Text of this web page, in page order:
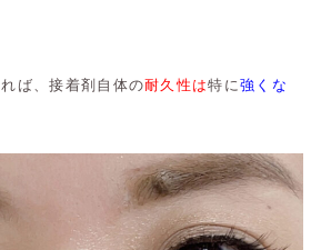
ば、接着剤自体の耐久性は特に強くな